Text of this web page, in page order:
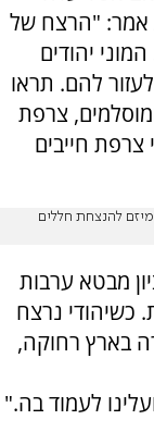
אמר: "הרצח של
יהודים
להם. תראו
צרפת
חייבים
להנצחת חללים
מבטא ערבות
כשיהודי נרצח
בארץ רחוקה,
לעמוד בה."